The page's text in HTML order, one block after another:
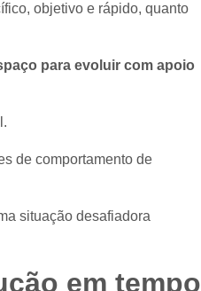
objetivo e rápido, quanto
para evoluir com apoio
de comportamento de
situação desafiadora
em tempo